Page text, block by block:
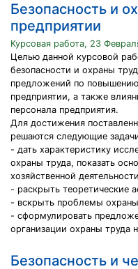
Безопасность и
предприятии
Курсовая работа, 23
Целью данной курсовой
безопасности и охраны
предложений по
предприятии, а также
персонала предприятия.
Для достижения
решаются следующие
- дать характеристику
охраны труда, показать
хозяйственной
- раскрыть теоретические
- вскрыть проблемы
- сформулировать
организации охраны труда
Безопасность и